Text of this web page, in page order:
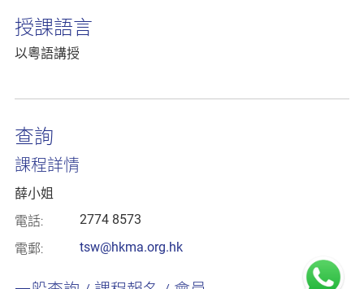
授課語言
以粵語講授
查詢
課程詳情
薛小姐
電話:
2774 8573
電郵:
tsw@hkma.org.hk